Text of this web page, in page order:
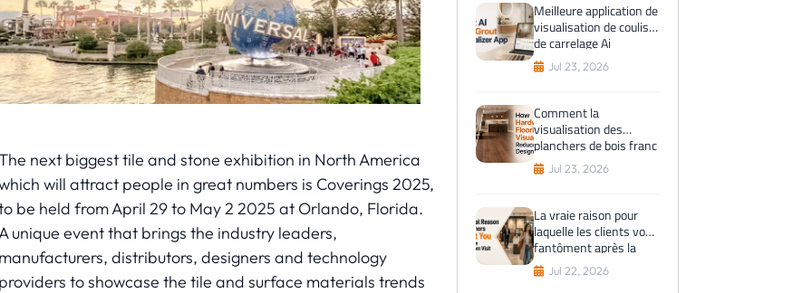
Meilleure application de
visualisation de coulis
de carrelage Ai
Jul 23, 2026
Comment la
visualisation des
planchers de bois franc
réduit les erreurs de
conception
Jul 23, 2026
La vraie raison pour
laquelle les clients vous
fantôment après la
visite du showroom
Jul 22, 2026
next biggest tile and stone exhibition in North America
will attract people in great numbers is Coverings 2025,
be held from April 29 to May 2 2025 at Orlando, Florida.
unique event that brings the industry leaders,
distributors, designers and technology
to showcase the tile and surface materials trends